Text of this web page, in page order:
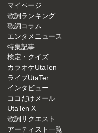
マイページ
歌詞ランキング
歌詞コラム
エンタメニュース
特集記事
検定・クイズ
カラオケUtaTen
ライブUtaTen
インタビュー
ココだけメール
UtaTen X
歌詞リクエスト
アーティスト一覧